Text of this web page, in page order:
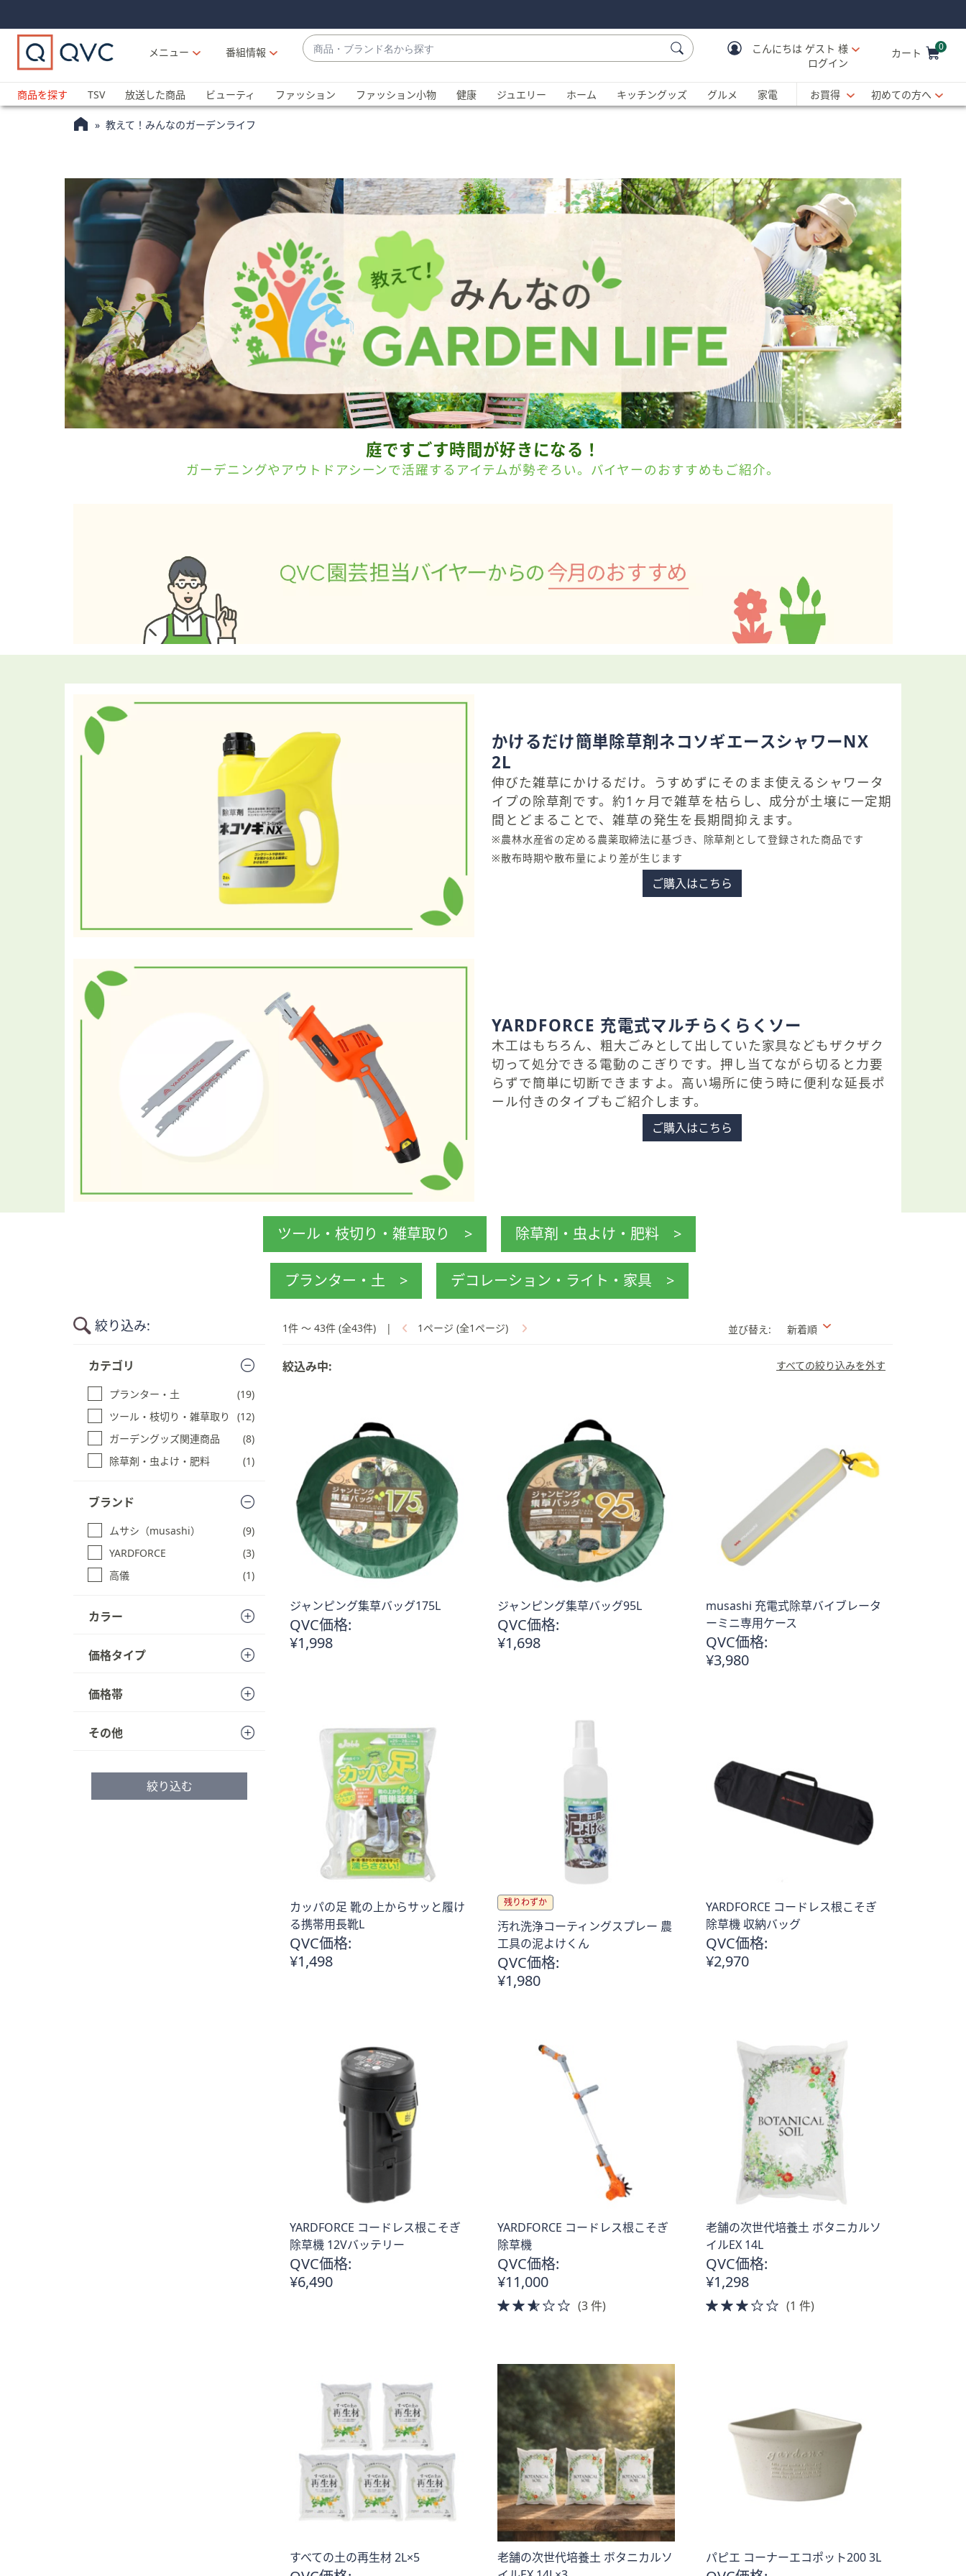
Links
Links2
メニュー
番組情報
商
品・
ラ
ン
ら
探
す
補
が
な
場
上
下
の
矢
印
キ
ー
ま
は
タ
ッ
デ
右
プ
閲
き
こんにちは ゲスト 様
ログイン
カート 0
商品を探す
TSV 放送した商品 ビューティ ファッション ファッション小物 健康 ジュエリー ホーム キッチングッズ グルメ 家電 お買得 初めての方へ
教えて！みんなのガーデンライフ
庭ですごす時間が好きになる！
ガーデニングやアウトドアシーンで活躍するアイテムが勢ぞろい。バイヤーのおすすめもご紹介。
かけるだけ簡単除草剤ネコソギエースシャワーNX
2L
伸びた雑草にかけるだけ。うすめずにそのまま使えるシャワータ
イプの除草剤です。約1ヶ月で雑草を枯らし、成分が土壌に一定期
間とどまることで、雑草の発生を長期間抑えます。
※農林水産省の定める農薬取締法に基づき、除草剤として登録された商品です
※散布時期や散布量により差が生じます
ご購入はこちら
YARDFORCE 充電式マルチらくらくソー
木工はもちろん、粗大ごみとして出していた家具などもザクザク
切って処分できる電動のこぎりです。押し当てながら切ると力要
らずで簡単に切断できますよ。高い場所に使う時に便利な延長ポ
ール付きのタイプもご紹介します。
ご購入はこちら
ツール・枝切り・雑草取り > 除草剤・虫よけ・肥料 >
プランター・土 > デコレーション・ライト・家具 >
絞り込み:
カテゴリ
プランター・土
(19)
ツール・枝切り・雑草取り
(12)
ガーデングッズ関連商品
(8)
除草剤・虫よけ・肥料
(1)
ブランド
ムサシ（musashi）
(9)
YARDFORCE
(3)
高儀
(1)
カラー
価格タイプ
価格帯
その他
絞り込む
1件 〜 43件 (全43件) | 1ページ (全1ページ) 並び替え: 新着順
すべての絞り込みを外す
絞込み中:
ジャンピング集草バッグ175L
QVC価格:
¥1,998
ジャンピング集草バッグ95L
QVC価格:
¥1,698
musashi 充電式除草バイブレータ
ーミニ専用ケース
QVC価格:
¥3,980
カッパの足 靴の上からサッと履け
る携帯用長靴L
QVC価格:
¥1,498
残りわずか
汚れ洗浄コーティングスプレー 農
工具の泥よけくん
QVC価格:
¥1,980
YARDFORCE コードレス根こそぎ
除草機 収納バッグ
QVC価格:
¥2,970
YARDFORCE コードレス根こそぎ
除草機 12Vバッテリー
QVC価格:
¥6,490
YARDFORCE コードレス根こそぎ
除草機
QVC価格:
¥11,000
2.5
(3 件)
老舗の次世代培養土 ボタニカルソ
イルEX 14L
QVC価格:
¥1,298
3.0
(1 件)
すべての土の再生材 2L×5
老舗の次世代培養土 ボタニカルソ
パピエ コーナーエコポット200 3L